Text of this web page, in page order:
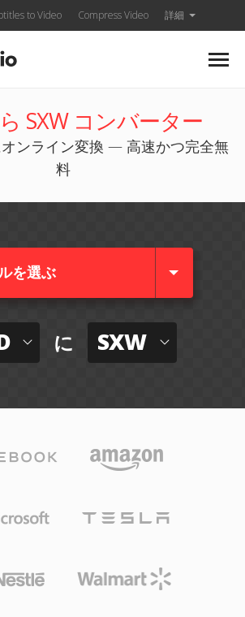
to Video Compress Video 詳細
SXW コンバーター
オンライン変換 — 高速かつ完全無
料
を選ぶ
に SXW